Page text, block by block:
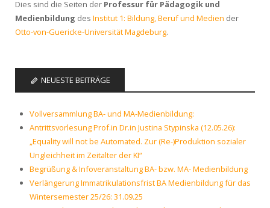
Dies sind die Seiten der Professur für Pädagogik und
Medienbildung des Institut 1: Bildung, Beruf und Medien der
Otto-von-Guericke-Universität Magdeburg.
NEUESTE BEITRÄGE
Vollversammlung BA- und MA-Medienbildung:
Antrittsvorlesung Prof.in Dr.in Justina Stypinska (12.05.26):
„Equality will not be Automated. Zur (Re-)Produktion sozialer
Ungleichheit im Zeitalter der KI“
Begrüßung & Infoveranstaltung BA- bzw. MA- Medienbildung
Verlängerung Immatrikulationsfrist BA Medienbildung für das
Wintersemester 25/26: 31.09.25